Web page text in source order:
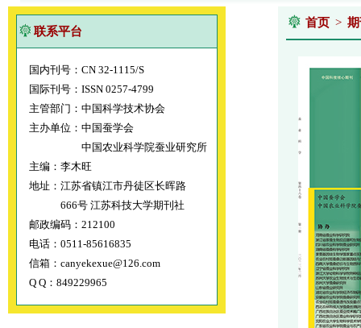
联系平台
国内刊号：CN 32-1115/S
国际刊号：ISSN 0257-4799
主管部门：中国科学技术协会
主办单位：中国蚕学会
中国农业科学院蚕业研究所
主编：李木旺
地址：江苏省镇江市丹徒区长晖路
666号 江苏科技大学期刊社
邮政编码：212100
电话：0511-85616835
信箱：canyekexue@126.com
Q Q：849229965
首页 >